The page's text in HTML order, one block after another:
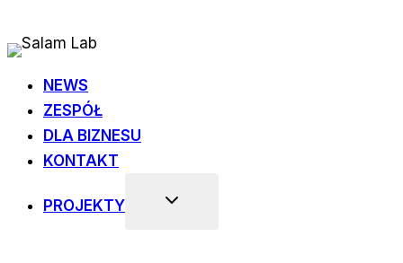
do
NEWS
ZESPÓŁ
DLA BIZNESU
KONTAKT
PROJEKTY